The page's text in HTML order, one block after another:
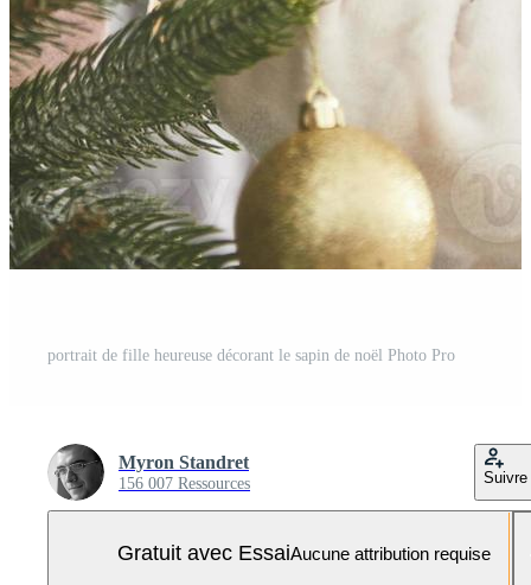
portrait de fille heureuse décorant le sapin de noël Photo Pro
Myron Standret
156 007 Ressources Suivre
Gratuit avec EssaiAucune attribution requise